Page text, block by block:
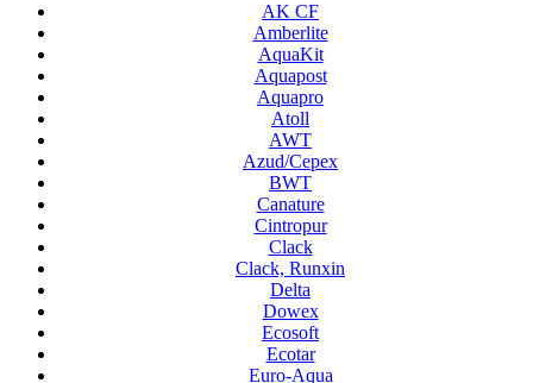
AK CF
Amberlite
AquaKit
Aquapost
Aquapro
Atoll
AWT
Azud/Cepex
BWT
Canature
Cintropur
Clack
Clack, Runxin
Delta
Dowex
Ecosoft
Ecotar
Euro-Aqua